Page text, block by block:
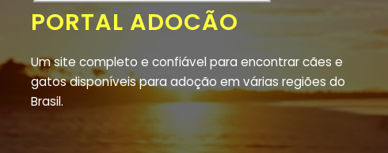
PORTAL ADOCÃO
Um site completo e confiável para encontrar cães e
gatos disponíveis para adoção em várias regiões do
Brasil.